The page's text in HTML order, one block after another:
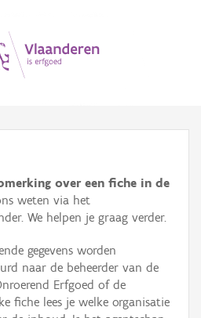
over een fiche in de
weten via het
We helpen je graag verder.
gegevens worden
naar de beheerder van de
Erfgoed of de
fiche lees je welke organisatie